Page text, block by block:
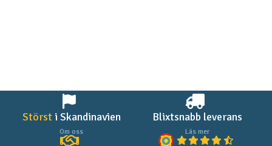
Störsti Skandinavien
Om oss
Blixtsnabb leverans
Läs mer